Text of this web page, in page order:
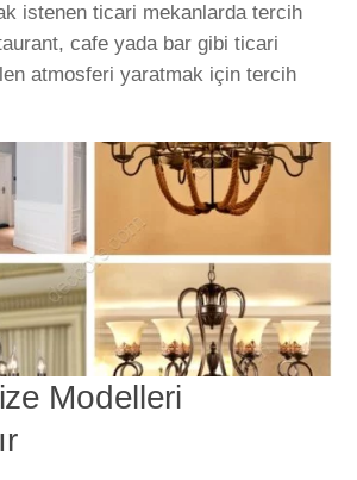
istenen ticari mekanlarda tercih
cafe yada bar gibi ticari
atmosferi yaratmak için tercih
Modelleri